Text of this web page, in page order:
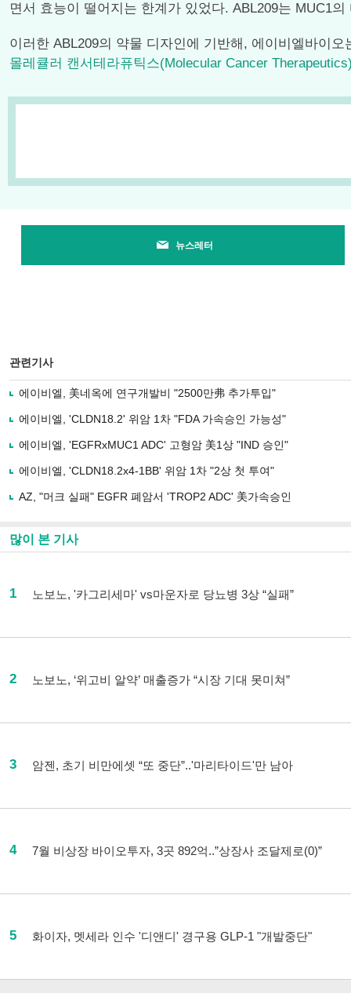
면서 효능이 떨어지는 한계가 있었다. ABL209는 MUC1
이러한 ABL209의 약물 디자인에 기반해, 에이비엘바이
몰레큘러 캔서테라퓨틱스(Molecular Cancer
뉴스레터
관련기사
에이비엘, 美네옥에 연구개발비 "2500만弗 추가투입"
에이비엘, 'CLDN18.2' 위암 1차 "FDA 가속승인 가능성"
에이비엘, 'EGFRxMUC1 ADC' 고형암 美1상 "IND 승인"
에이비엘, 'CLDN18.2x4-1BB' 위암 1차 "2상 첫 투여"
AZ, "머크 실패" EGFR 폐암서 'TROP2 ADC' 美가속승인
많이 본 기사
1 노보노, '카그리세마' vs마운자로 당뇨병 3상 “실패”
2 노보노, ‘위고비 알약’ 매출증가 “시장 기대 못미쳐”
3 암젠, 초기 비만에셋 “또 중단”..'마리타이드'만 남아
4 7월 비상장 바이오투자, 3곳 892억..”상장사 조달제로(0)”
5 화이자, 멧세라 인수 '디앤디' 경구용 GLP-1 "개발중단"